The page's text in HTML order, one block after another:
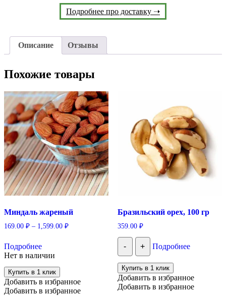
Подробнее про доставку ➝
Описание Отзывы
Похожие товары
Миндаль жареный
169.00 ₽ – 1,599.00 ₽
Подробнеетовар
имеет
несколько
вариаций.
Опции
можно
Нет в наличии
Купить в 1 клик
Добавить в избранное
Добавить в избранное
Бразильский орех, 100 гр
359.00 ₽
- + Подробнее
Купить в 1 клик
Добавить в избранное
Добавить в избранное